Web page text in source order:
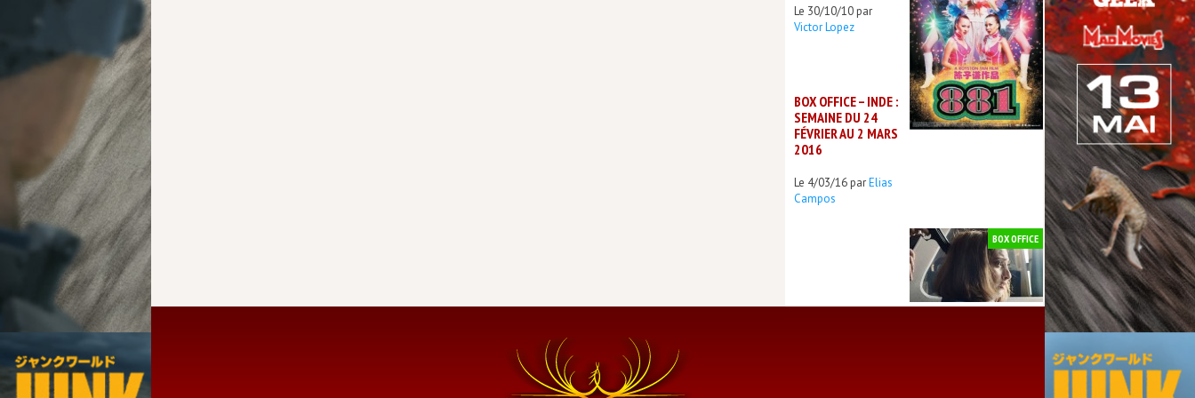
Le 30/10/10 par
Victor Lopez
BOX OFFICE – INDE :
SEMAINE DU 24
FÉVRIER AU 2 MARS
2016
Le 4/03/16 parElias
Campos
BOX OFFICE